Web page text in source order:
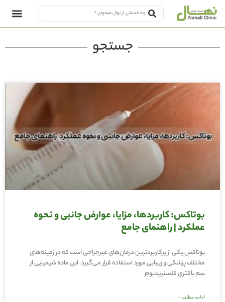
جستجو
بوتاکس: کاربردها، مزایا، عوارض جانبی و نحوه
عملکرد | راهنمای جامع
بوتاکس یکی از پرکاربردترین درمان‌های غیرجراحی است که در زمینه‌های
مختلف پزشکی و زیبایی مورد استفاده قرار می‌گیرد. این ماده شیمیایی از
سم باکتری کلستریدیوم
ادامه مطلب »